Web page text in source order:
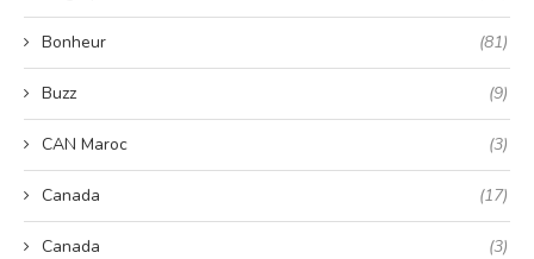
Bonheur (81)
Buzz (9)
CAN Maroc (3)
Canada (17)
Canada (3)